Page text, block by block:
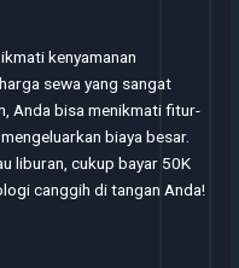
kenyamanan
sewa yang sangat
Anda bisa menikmati fitur-
biaya besar.
liburan, cukup bayar 50K
canggih di tangan Anda!